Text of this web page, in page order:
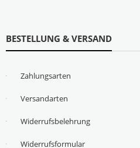
BESTELLUNG & VERSAND
Zahlungsarten
Versandarten
Widerrufsbelehrung
Widerrufsformular